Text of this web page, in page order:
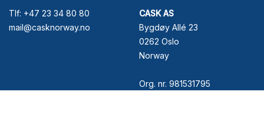
Tlf: +47 23 34 80 80
mail@casknorway.no
CASK AS
Bygdøy Allé 23
0262 Oslo
Norway
Org. nr. 981531795